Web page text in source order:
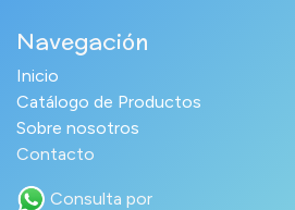
Navegación
Inicio
Catálogo de Productos
Sobre nosotros
Contacto
Consulta por